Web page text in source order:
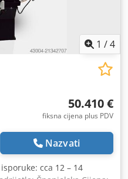
1 /4
50.410 €
fiksna cijena plus PDV
Nazvati
cca 12 – 14